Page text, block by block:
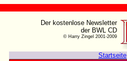
Der kostenlose Newsletter
der BWL CD
© Harry Zingel 2001-2009
Startseite